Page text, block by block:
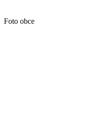
Foto obce